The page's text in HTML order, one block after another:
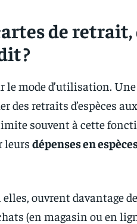
de retrait,
?
le mode d’utilisation.
des retraits d’espèces
souvent à cette
leursdépenses en
elles, ouvrent davantage
(en magasin ou en